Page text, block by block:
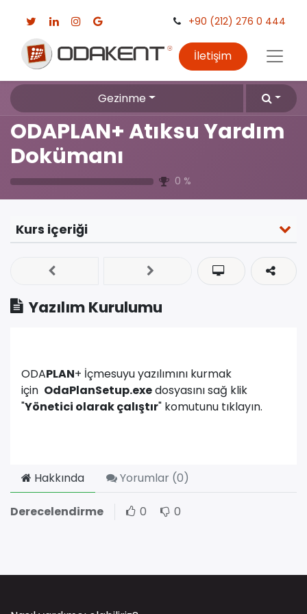
+90 (212) 276 0 444
İletişim
Gezinme
ODAPLAN+ Atıksu Yardım
Dokümanı
0 %
Kurs içeriği
Yazılım Kurulumu
ODAPLAN+ İçmesuyu yazılımını kurmak
için OdaPlanSetup.exedosyasını sağ klik
"Yönetici olarak çalıştır" komutunu tıklayın.
Hakkında Yorumlar (0)
Derecelendirme 0 0